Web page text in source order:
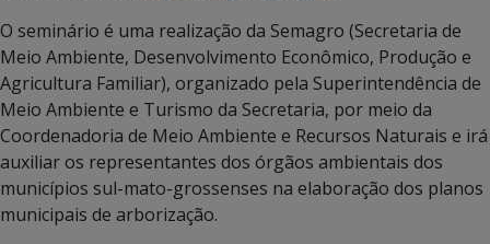
O seminário é uma realização da Semagro (Secretaria de
Meio Ambiente, Desenvolvimento Econômico, Produção e
Agricultura Familiar), organizado pela Superintendência de
Meio Ambiente e Turismo da Secretaria, por meio da
Coordenadoria de Meio Ambiente e Recursos Naturais e irá
auxiliar os representantes dos órgãos ambientais dos
municípios sul-mato-grossenses na elaboração dos planos
municipais de arborização.